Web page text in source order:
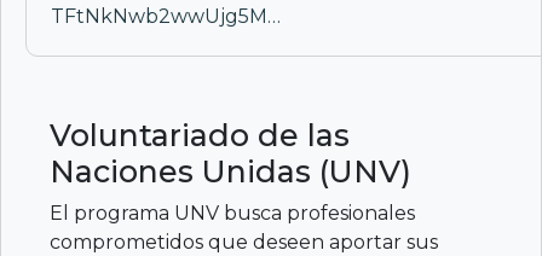
TFtNkNwb2wwUjg5M…
Voluntariado de las
Naciones Unidas (UNV)
El programa UNV busca profesionales
comprometidos que deseen aportar sus